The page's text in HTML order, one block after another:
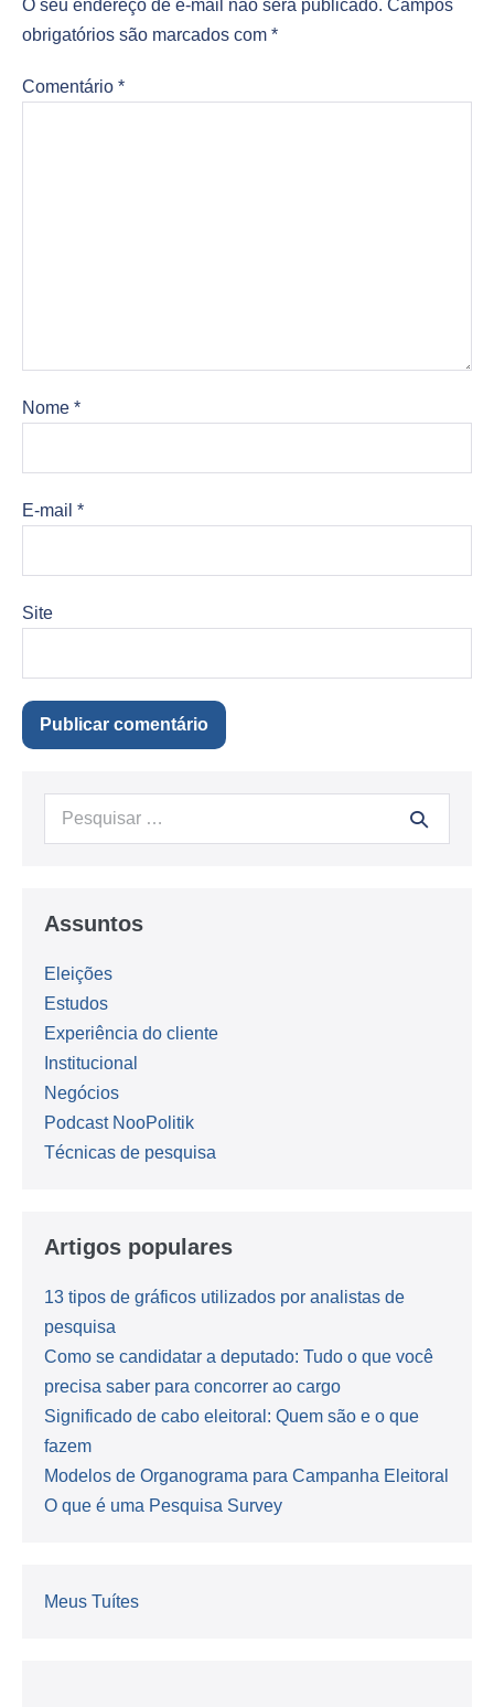
O seu endereço de e-mail não será publicado. Campos
obrigatórios são marcados com *
Comentário *
Nome *
E-mail *
Site
Procurar:
Assuntos
Eleições
Estudos
Experiência do cliente
Institucional
Negócios
Podcast NooPolitik
Técnicas de pesquisa
Artigos populares
13 tipos de gráficos utilizados por analistas de
pesquisa
Como se candidatar a deputado: Tudo o que você
precisa saber para concorrer ao cargo
Significado de cabo eleitoral: Quem são e o que
fazem
Modelos de Organograma para Campanha Eleitoral
O que é uma Pesquisa Survey
Meus Tuítes